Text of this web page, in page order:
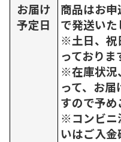
お届け
予定日
商品はお
で発送いた
※土日、祝
っておりま
※在庫状況
って、お
すので予め
※コンビニ
いはご入金